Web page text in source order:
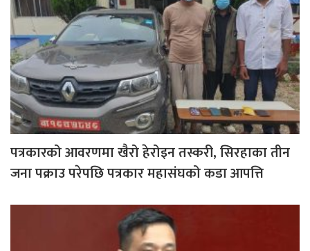
पत्रकारको आवरणमा खैरो हेरोइन तस्करी, सिरहाका तीन
जना पक्राउ परेपछि पत्रकार महासंघको कडा आपत्ति